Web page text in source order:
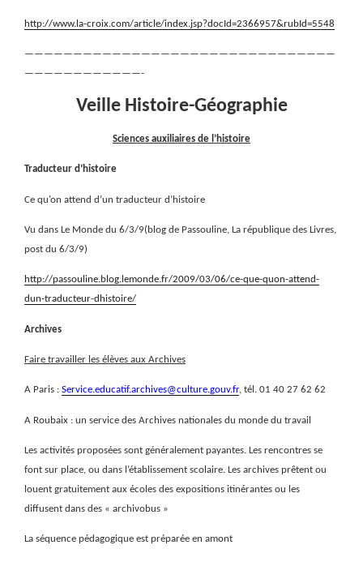
http://www.la-croix.com/article/index.jsp?docId=2366957&rubId=5548
————————————————————————————————
————————————-
Veille Histoire-Géographie
Sciences auxiliaires de l’histoire
Traducteur d’histoire
Ce qu’on attend d’un traducteur d’histoire
Vu dans Le Monde du 6/3/9(blog de Passouline, La république des Livres,
post du 6/3/9)
http://passouline.blog.lemonde.fr/2009/03/06/ce-que-quon-attend-
dun-traducteur-dhistoire/
Archives
Faire travailler les élèves aux Archives
A Paris : Service.educatif.archives@culture.gouv.fr, tél. 01 40 27 62 62
A Roubaix : un service des Archives nationales du monde du travail
Les activités proposées sont généralement payantes. Les rencontres se
font sur place, ou dans l’établissement scolaire. Les archives prêtent ou
louent gratuitement aux écoles des expositions itinérantes ou les
diffusent dans des « archivobus »
La séquence pédagogique est préparée en amont